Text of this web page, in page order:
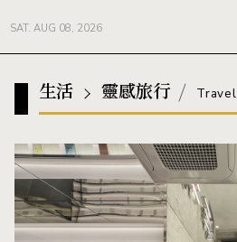
SAT. AUG 08, 2026
生活 靈感旅行 Travel